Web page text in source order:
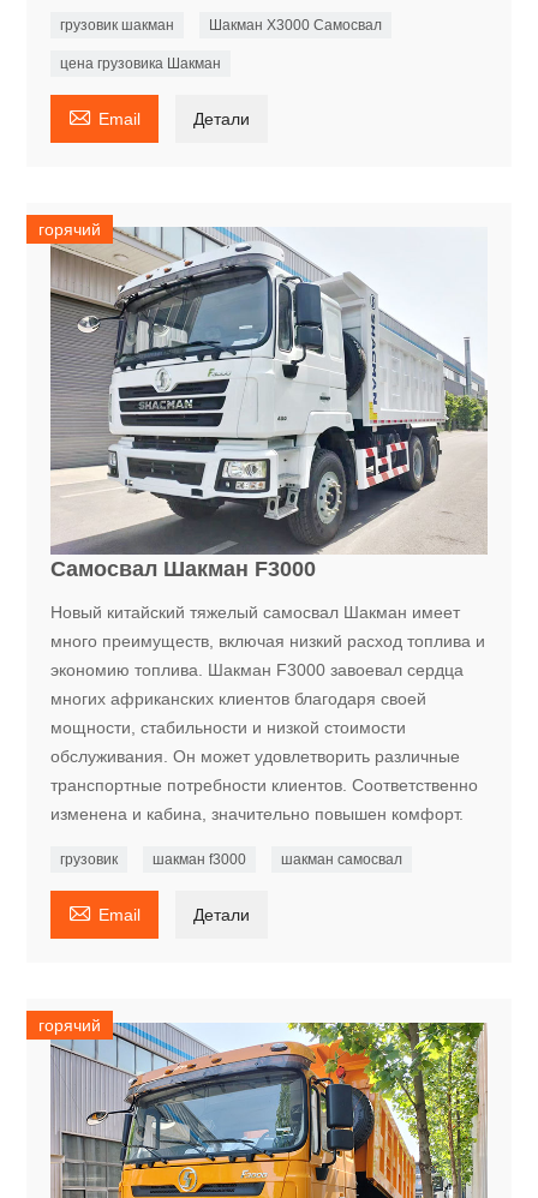
грузовик шакман Шакман X3000 Самосвал
цена грузовика Шакман
 Email Детали
горячий
Самосвал Шакман F3000
Новый китайский тяжелый самосвал Шакман имеет
много преимуществ, включая низкий расход топлива и
экономию топлива. Шакман F3000 завоевал сердца
многих африканских клиентов благодаря своей
мощности, стабильности и низкой стоимости
обслуживания. Он может удовлетворить различные
транспортные потребности клиентов. Соответственно
изменена и кабина, значительно повышен комфорт.
грузовик шакман f3000 шакман самосвал
 Email Детали
горячий